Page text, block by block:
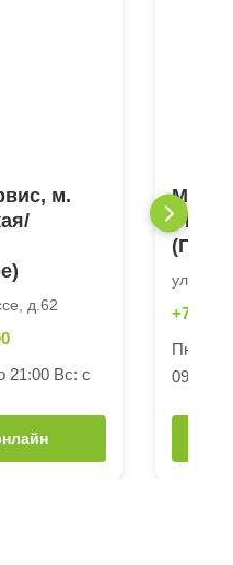
м.
д.62
21:00 Вс: с
ул.
+7
Пн-Сб:
09:00